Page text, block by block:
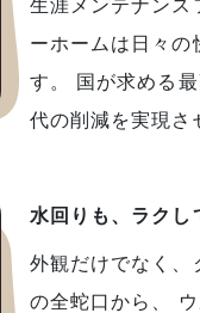
ーホームは日々
す。 国が求める
代の削減を実現
水回りも、ラクし
外観だけでなく
の全蛇口から、